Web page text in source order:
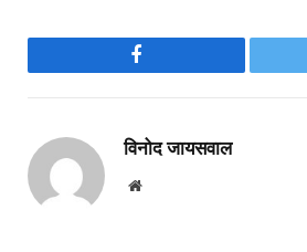
Facebook
विनोद जायसवाल
Website